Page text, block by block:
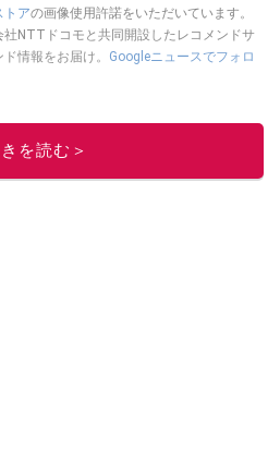
トアの画像使用許諾をいただいています。
NTTドコモと共同開設したレコメンドサ
情報をお届け。 Googleニュースでフォロ
を読む＞